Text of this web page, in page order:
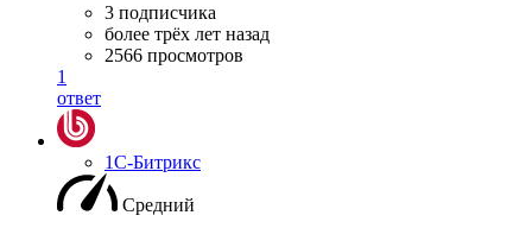
3 подписчика
более трёх лет назад
2566 просмотров
1
ответ
1С-Битрикс
Средний